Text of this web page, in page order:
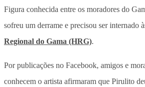
Figura conhecida entre os moradores do
sofreu um derrame e precisou ser internado
Regional do Gama (HRG).
Por publicações no Facebook, amigos e
conhecem o artista afirmaram que Pirulito